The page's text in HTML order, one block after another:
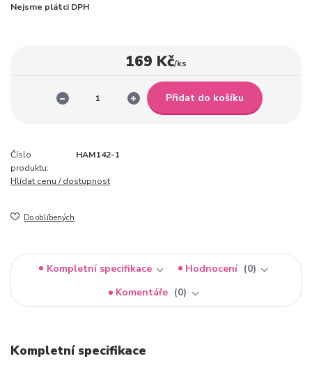
Nejsme plátci DPH
169 Kč/ks
Přidat do košíku
Číslo
produktu:
HAM142-1
Hlídat cenu / dostupnost
Do oblíbených
Kompletní specifikace Hodnocení
0
Komentáře
0
Kompletní specifikace